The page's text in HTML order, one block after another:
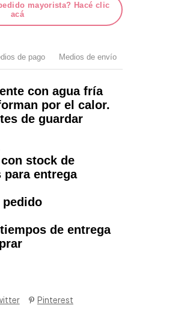
mayorista? Hacé clic
acá
de pago Medios de envío
con agua fría
por el calor.
de guardar
stock de
para entrega
pedido
de entrega
Pinterest